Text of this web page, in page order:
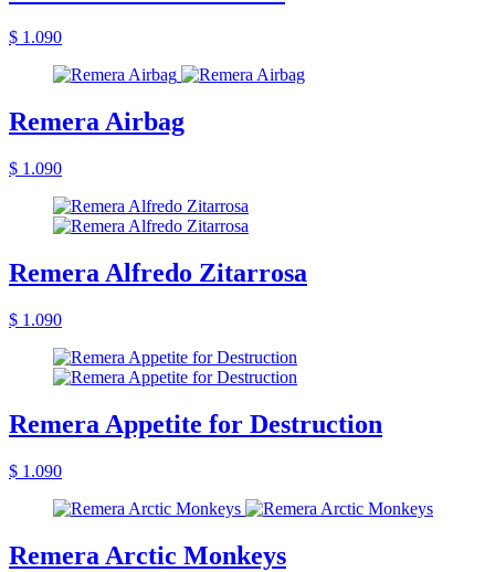
$ 1.090
Remera Airbag
$ 1.090
Remera Alfredo Zitarrosa
$ 1.090
Remera Appetite for Destruction
$ 1.090
Remera Arctic Monkeys